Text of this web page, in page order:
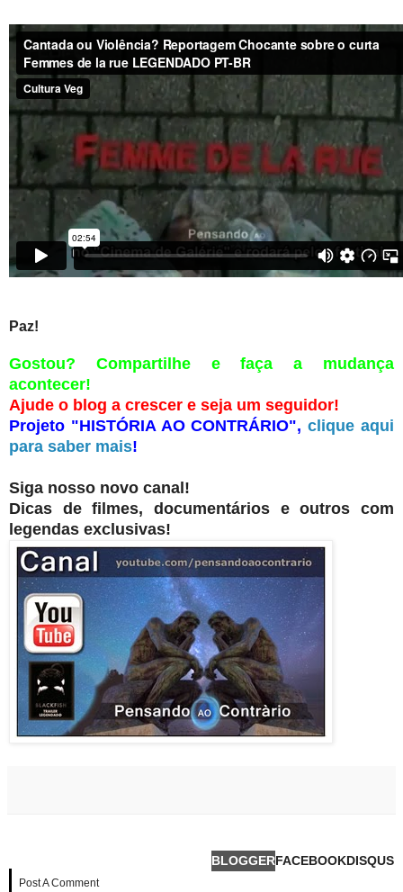
Paz!
Gostou? Compartilhe e faça a mudança
acontecer!
Ajude o blog a crescer e seja um seguidor!
Projeto "HISTÓRIA AO CONTRÁRIO", clique aqui
para saber mais!
Siga nosso novo canal!
Dicas de filmes, documentários e outros com
legendas exclusivas!
Post A Comment
BLOGGERFACEBOOKDISQUS